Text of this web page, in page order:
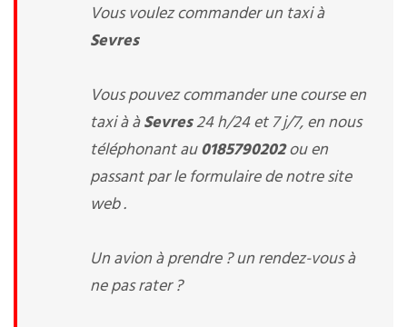
Vous voulez commander un taxi à
Sevres
Vous pouvez commander une course en
taxi à àSevres24 h/24 et 7 j/7, en nous
téléphonant au0185790202ou en
passant par le formulaire de notre site
web .
Un avion à prendre ? un rendez-vous à
ne pas rater ?